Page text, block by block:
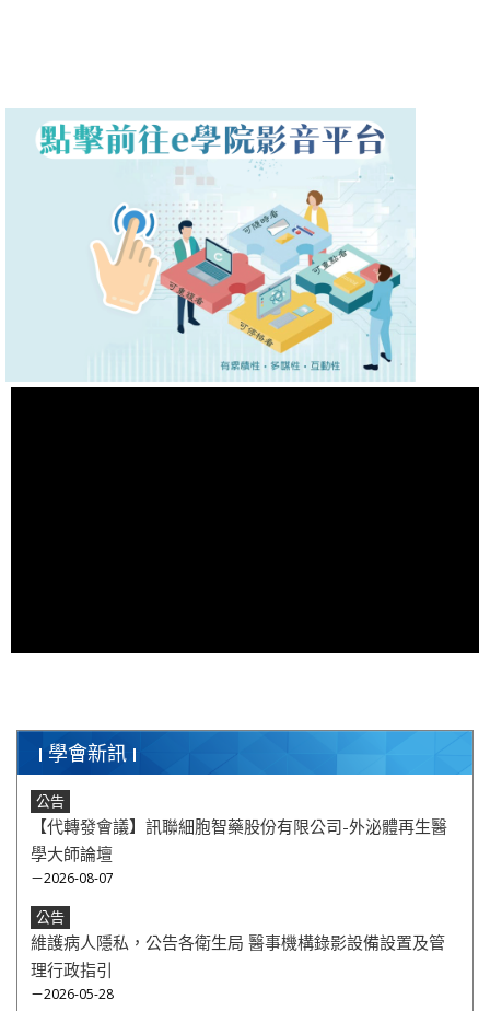
學會新訊
公告
【代轉發會議】訊聯細胞智藥股份有限公司-外泌體再生醫
學大師論壇
－2026-08-07
公告
維護病人隱私，公告各衛生局 醫事機構錄影設備設置及管
理行政指引
－2026-05-28